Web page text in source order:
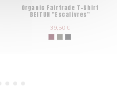
Organic Fairtrade T-Shirt
BEITUN "Escalivres"
39,50 €